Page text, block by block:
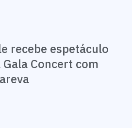
recebe espetáculo
Concert com